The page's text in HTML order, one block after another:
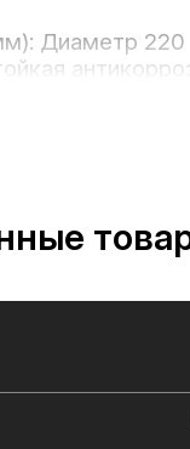
Диаметр 220